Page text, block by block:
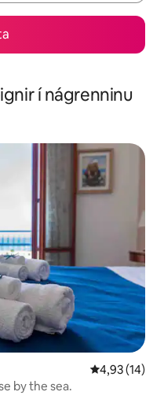
í nágrenninu
4,93 af 5 í
4,93 (14)
by the sea.